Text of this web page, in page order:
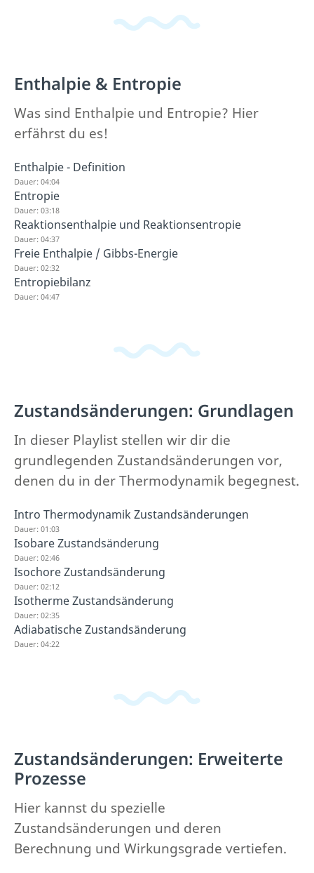
Enthalpie & Entropie
Was sind Enthalpie und Entropie? Hier
erfährst du es!
Enthalpie - Definition
Dauer: 04:04
Entropie
Dauer: 03:18
Reaktionsenthalpie und Reaktionsentropie
Dauer: 04:37
Freie Enthalpie / Gibbs-Energie
Dauer: 02:32
Entropiebilanz
Dauer: 04:47
Zustandsänderungen: Grundlagen
In dieser Playlist stellen wir dir die
grundlegenden Zustandsänderungen vor,
denen du in der Thermodynamik begegnest.
Intro Thermodynamik Zustandsänderungen
Dauer: 01:03
Isobare Zustandsänderung
Dauer: 02:46
Isochore Zustandsänderung
Dauer: 02:12
Isotherme Zustandsänderung
Dauer: 02:35
Adiabatische Zustandsänderung
Dauer: 04:22
Zustandsänderungen: Erweiterte
Prozesse
Hier kannst du spezielle
Zustandsänderungen und deren
Berechnung und Wirkungsgrade vertiefen.